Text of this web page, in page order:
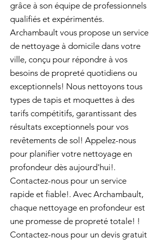
grâce à son équipe de professionnels
qualifiés et expérimentés.
Archambault vous propose un service
de nettoyage à domicile dans votre
ville, conçu pour répondre à vos
besoins de propreté quotidiens ou
exceptionnels! Nous nettoyons tous
types de tapis et moquettes à des
tarifs compétitifs, garantissant des
résultats exceptionnels pour vos
revêtements de sol! Appelez-nous
pour planifier votre nettoyage en
profondeur dès aujourd'hui!.
Contactez-nous pour un service
rapide et fiable!. Avec Archambault,
chaque nettoyage en profondeur est
une promesse de propreté totale! !
Contactez-nous pour un devis gratuit